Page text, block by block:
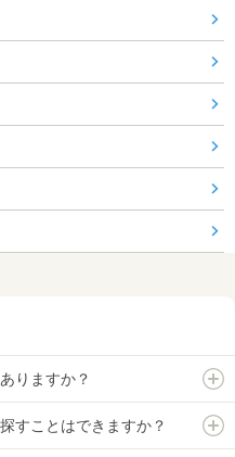
りますか？
すことはできますか？